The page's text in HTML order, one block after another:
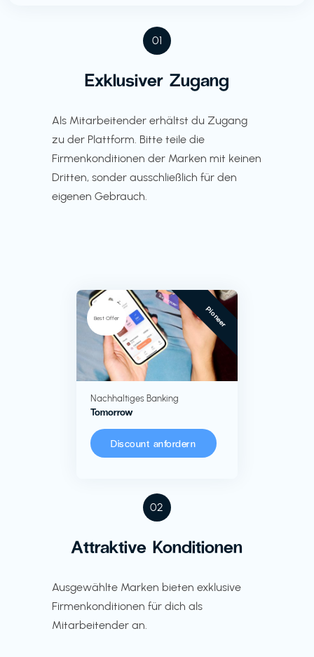
01
Exklusiver Zugang
Als Mitarbeitender erhältst du Zugang
zu der Plattform. Bitte teile die
Firmenkonditionen der Marken mit keinen
Dritten, sonder ausschließlich für den
eigenen Gebrauch.
02
Attraktive Konditionen
Ausgewählte Marken bieten exklusive
Firmenkonditionen für dich als
Mitarbeitender an.
Best Offer Pioneer
Nachhaltiges Banking
Tomorrow
Discount anfordern